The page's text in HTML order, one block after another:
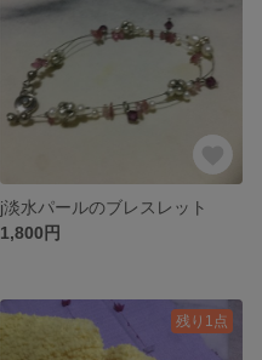
j淡水パールのブレスレット
1,800円
残り1点